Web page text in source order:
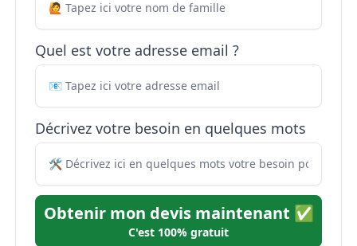
Quel est votre adresse email ?
Décrivez votre besoin en quelques mots
Obtenir mon devis maintenant ✅
C'est 100% gratuit